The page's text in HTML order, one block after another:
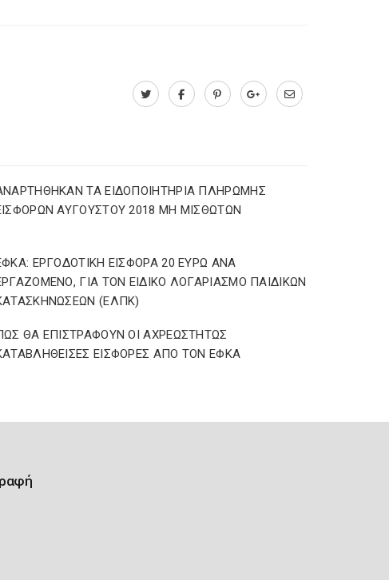
ΤΑ ΕΙΔΟΠΟΙΗΤΗΡΙΑ ΠΛΗΡΩΜΗΣ
ΑΥΓΟΥΣΤΟΥ 2018 ΜΗ ΜΙΣΘΩΤΩΝ
ΕΡΓΟΔΟΤΙΚΗ ΕΙΣΦΟΡΑ 20 ΕΥΡΩ ΑΝΑ
ΓΙΑ ΤΟΝ ΕΙΔΙΚΟ ΛΟΓΑΡΙΑΣΜΟ ΠΑΙΔΙΚΩΝ
(ΕΛΠΚ)
ΘΑ ΕΠΙΣΤΡΑΦΟΥΝ ΟΙ ΑΧΡΕΩΣΤΗΤΩΣ
ΕΙΣΦΟΡΕΣ ΑΠΟ ΤΟΝ ΕΦΚΑ